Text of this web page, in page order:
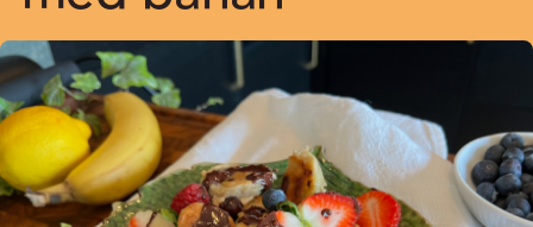
Artikler
Kurs og Foredrag
Bøker